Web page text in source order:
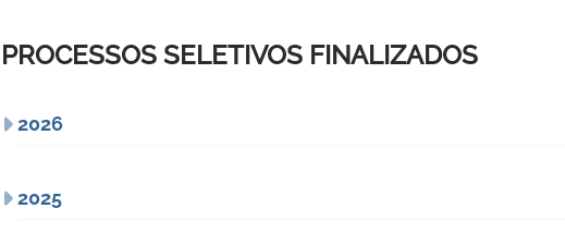
PROCESSOS SELETIVOS FINALIZADOS
2026
2025